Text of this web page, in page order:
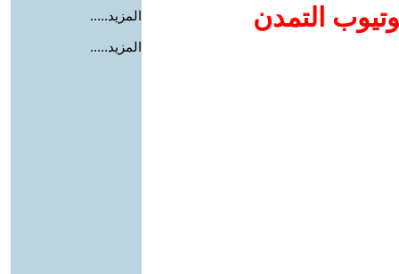
التمدن
المزيد.....
المزيد.....